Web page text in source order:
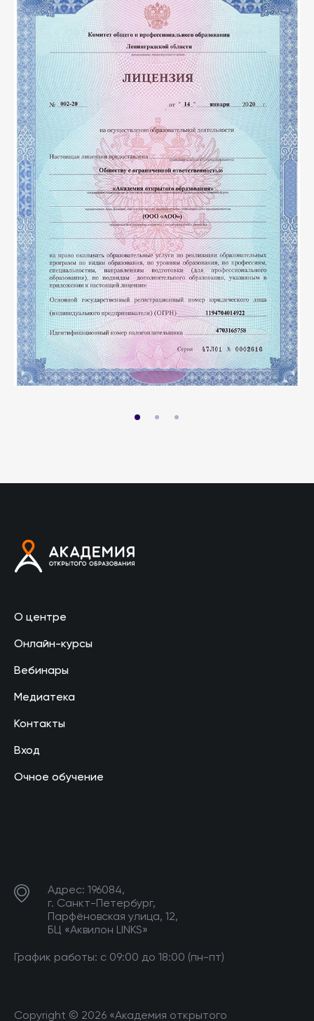
О центре
Онлайн-курсы
Вебинары
Медиатека
Контакты
Вход
Очное обучение
Адрес: 196084,
г. Санкт-Петербург,
Парфёновская улица, 12,
БЦ «Аквилон LINKS»
График работы: с 09:00 до 18:00 (пн-пт)
Copyright © 2026 «Академия открытого